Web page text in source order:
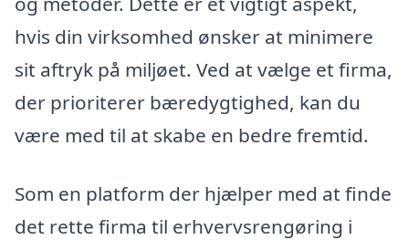
hvis din virksomhed ønsker at minimere
sit aftryk på miljøet. Ved at vælge et firma,
der prioriterer bæredygtighed, kan du
være med til at skabe en bedre fremtid.
Som en platform der hjælper med at finde
det rette firma til erhvervsrengøring i